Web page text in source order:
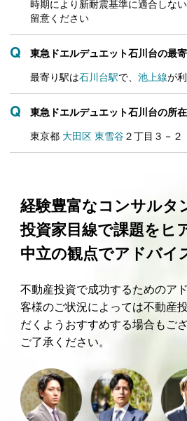
時期により新耐震基準に適合しな
留意ください
東急ドエルデュエット石川台の最
最寄り駅は石川台駅で、 池上線が
東急ドエルデュエット石川台の所
東京都 大田区 東雪谷２丁目３－２
経験豊富なコンサルタ
投資家目線で課題をヒ
中立の観点でアドバイ
不動産投資で成功するためのア
客様のご状況によっては不動産
だくようおすすめする場合もご
ご了承ください。